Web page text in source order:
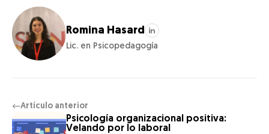
Romina Hasard
Lic. en Psicopedagogía
←Artículo anterior
Psicología organizacional positiva:
Velando por lo laboral